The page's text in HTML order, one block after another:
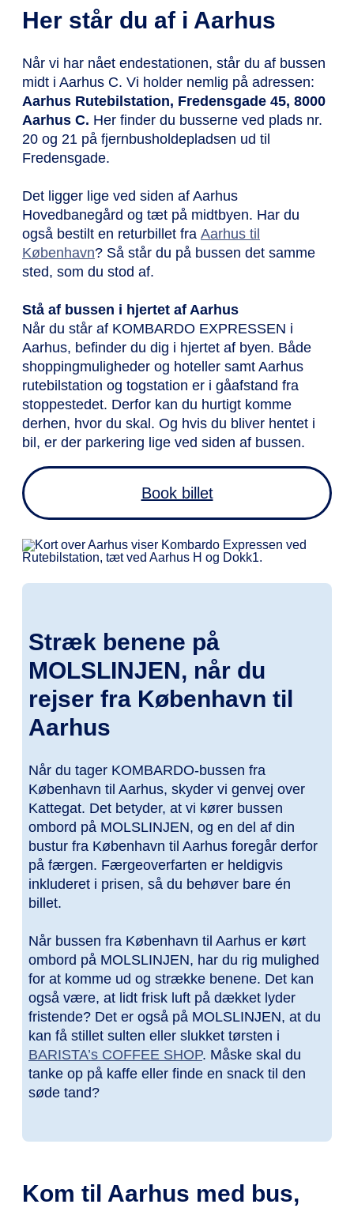
Her står du af i Aarhus
Når vi har nået endestationen, står du af bussen
midt i Aarhus C. Vi holder nemlig på adressen:
Aarhus Rutebilstation, Fredensgade 45, 8000
Aarhus C. Her finder du busserne ved plads nr.
20 og 21 på fjernbusholdepladsen ud til
Fredensgade.
Det ligger lige ved siden af Aarhus
Hovedbanegård og tæt på midtbyen. Har du
også bestilt en returbillet fra Aarhus til
København? Så står du på bussen det samme
sted, som du stod af.
Stå af bussen i hjertet af Aarhus
Når du står af KOMBARDO EXPRESSEN i
Aarhus, befinder du dig i hjertet af byen. Både
shoppingmuligheder og hoteller samt Aarhus
rutebilstation og togstation er i gåafstand fra
stoppestedet. Derfor kan du hurtigt komme
derhen, hvor du skal. Og hvis du bliver hentet i
bil, er der parkering lige ved siden af bussen.
Book billet
Stræk benene på
MOLSLINJEN, når du
rejser fra København til
Aarhus
Når du tager KOMBARDO-bussen fra
København til Aarhus, skyder vi genvej over
Kattegat. Det betyder, at vi kører bussen
ombord på MOLSLINJEN, og en del af din
bustur fra København til Aarhus foregår derfor
på færgen. Færgeoverfarten er heldigvis
inkluderet i prisen, så du behøver bare én
billet.
Når bussen fra København til Aarhus er kørt
ombord på MOLSLINJEN, har du rig mulighed
for at komme ud og strække benene. Det kan
også være, at lidt frisk luft på dækket lyder
fristende? Det er også på MOLSLINJEN, at du
kan få stillet sulten eller slukket tørsten i
BARISTA’s COFFEE SHOP. Måske skal du
tanke op på kaffe eller finde en snack til den
søde tand?
Kom til Aarhus med bus,